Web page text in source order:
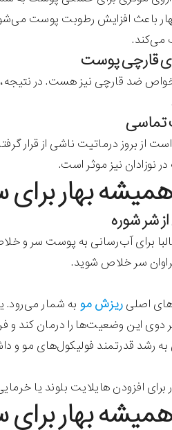
باعث افزایش رطوبت پوست
می‌کند.
ضد قارچی نیز هست. در نتیجه،
از بروز درماتیت ناشی از قرار
نوزادان نیز موثر است.
بهار برای
برای آب‌رسانی به پوست سر و
سر خلاص شوید.
اصلی ریزش مو به شمار
دوی این وضعیت‌ها را درمان کند و
به رشد قدرتمند فولیکول‌های
افزودن هایلایت بلوند یا
بهار برای